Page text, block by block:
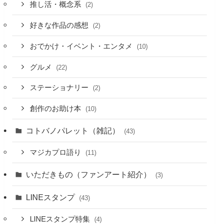
推し活・概念系 (2)
好きな作品の感想 (2)
おでかけ・イベント・エンタメ (10)
グルメ (22)
ステーショナリー (2)
創作のお助け本 (10)
コトバノパレット（雑記） (43)
マジカプロ語り (11)
いただきもの（ファンアート紹介） (3)
LINEスタンプ (43)
LINEスタンプ特集 (4)